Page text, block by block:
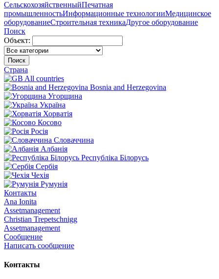
СельскохозяйственныйПечатная
промышленностьИнформационные технологииМедицинское
оборудованиеСтроительная техникаДругое оборудование
Поиск
Объект:
Поиск
Страна
All countries
Bosnia and Herzegovina
Угорщина
Україна
Хорватія
Косово
Росія
Словаччина
Албанія
Республіка Білорусь
Сербія
Чехія
Румунія
Контакты
Ana Ionita
Assetmanagement
Christian Trepetschnigg
Assetmanagement
Сообщение
Написать сообщение
Контакты